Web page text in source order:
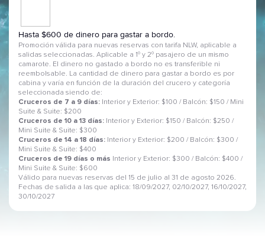
Hasta $600 de dinero para gastar a bordo.
Promoción válida para nuevas reservas con tarifa NLW, aplicable a
salidas seleccionadas. Aplicable a 1º y 2º pasajero de un mismo
camarote. El dinero no gastado a bordo no es transferible ni
reembolsable. La cantidad de dinero para gastar a bordo es por
cabina y varía en función de la duración del crucero y categoría
seleccionada siendo de:
Cruceros de 7 a 9 días: Interior y Exterior: $100 / Balcón: $150 / Mini
Suite & Suite: $200
Cruceros de 10 a 13 días: Interior y Exterior: $150 / Balcón: $250 /
Mini Suite & Suite: $300
Cruceros de 14 a 18 días: Interior y Exterior: $200 / Balcón: $300 /
Mini Suite & Suite: $400
Cruceros de 19 días o más
Interior y Exterior: $300 / Balcón: $400 /
Mini Suite & Suite: $600
Válido para nuevas reservas del 15 de julio al 31 de agosto 2026.
Fechas de salida a las que aplica: 18/09/2027, 02/10/2027, 16/10/2027,
30/10/2027